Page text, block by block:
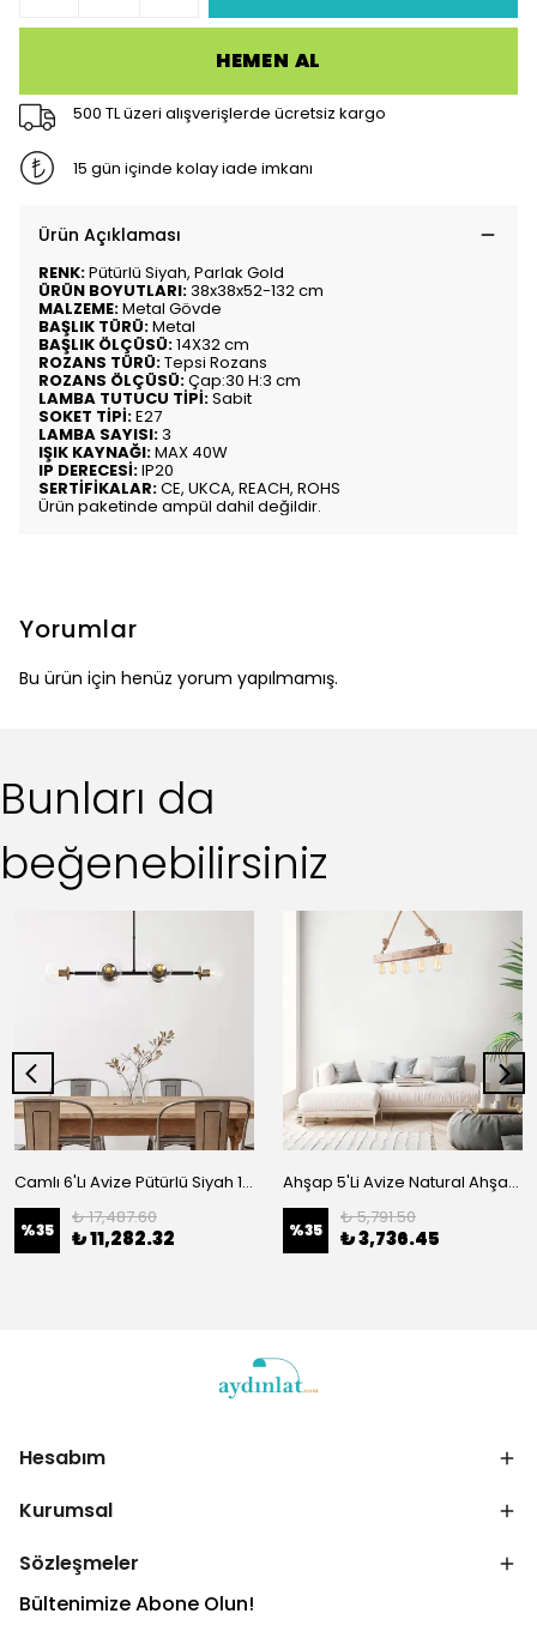
HEMEN AL
500 TL üzeri alışverişlerde ücretsiz kargo
15 gün içinde kolay iade imkanı
Ürün Açıklaması
RENK:Pütürlü Siyah, Parlak Gold
ÜRÜN BOYUTLARI:38x38x52-132 cm
MALZEME:Metal Gövde
BAŞLIK TÜRÜ:Metal
BAŞLIK ÖLÇÜSÜ:14X32 cm
ROZANS TÜRÜ:Tepsi Rozans
ROZANS ÖLÇÜSÜ:Çap:30 H:3 cm
LAMBA TUTUCU TİPİ:Sabit
SOKET TİPİ:E27
LAMBA SAYISI:3
IŞIK KAYNAĞI:MAX 40W
IP DERECESİ:IP20
SERTİFİKALAR:CE, UKCA, REACH, ROHS
Ürün paketinde ampül dahil değildir.
Yorumlar
Bu ürün için henüz yorum yapılmamış.
Bunları da
beğenebilirsiniz
Camlı 6'Lı Avize Pütürlü Siyah 10495
%35
₺ 17,487.60
₺ 11,282.32
Ahşap 5'Li Avize Natural Ahşap 106
%35
₺ 5,791.50
₺ 3,736.45
Hesabım
Kurumsal
Sözleşmeler
Bültenimize Abone Olun!